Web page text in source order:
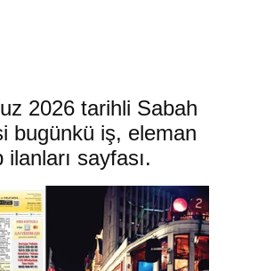
2026 tarihli Sabah
bugünkü iş, eleman
ilanları sayfası.